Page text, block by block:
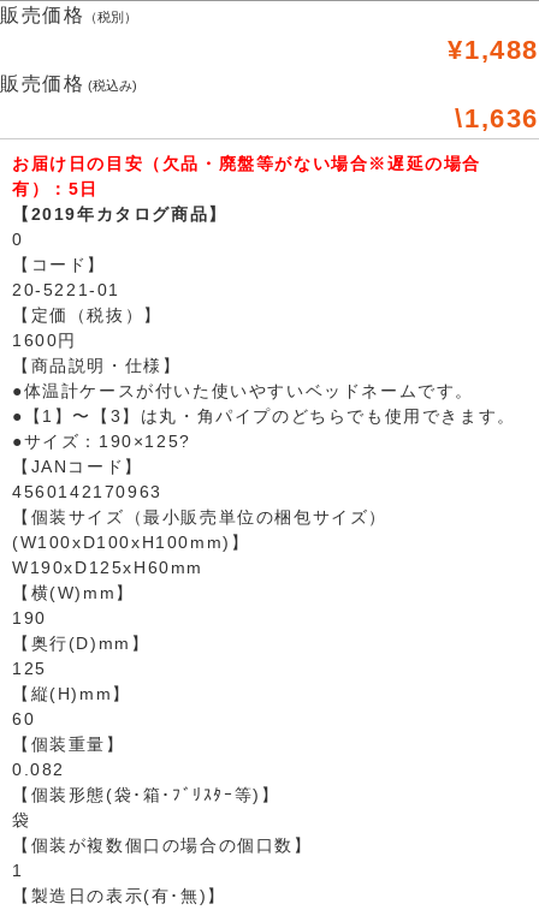
販売価格
（税別）
¥1,488
販売価格 (税込み)
\1,636
お届け日の目安（欠品・廃盤等がない場合※遅延の場合
有）：5日
【2019年カタログ商品】
0
【コード】
20-5221-01
【定価（税抜）】
1600円
【商品説明・仕様】
●体温計ケースが付いた使いやすいベッドネームです。
●【1】〜【3】は丸・角パイプのどちらでも使用できます。
●サイズ：190×125?
【JANコード】
4560142170963
【個装サイズ（最小販売単位の梱包サイズ）
(W100xD100xH100mm)】
W190xD125xH60mm
【横(W)mm】
190
【奥行(D)mm】
125
【縦(H)mm】
60
【個装重量】
0.082
【個装形態(袋･箱･ﾌﾞﾘｽﾀｰ等)】
袋
【個装が複数個口の場合の個口数】
1
【製造日の表示(有･無)】